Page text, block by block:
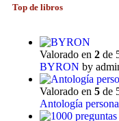
Top de libros
Valorado en 2 de
BYRON by
Valorado en 5 de
Antología